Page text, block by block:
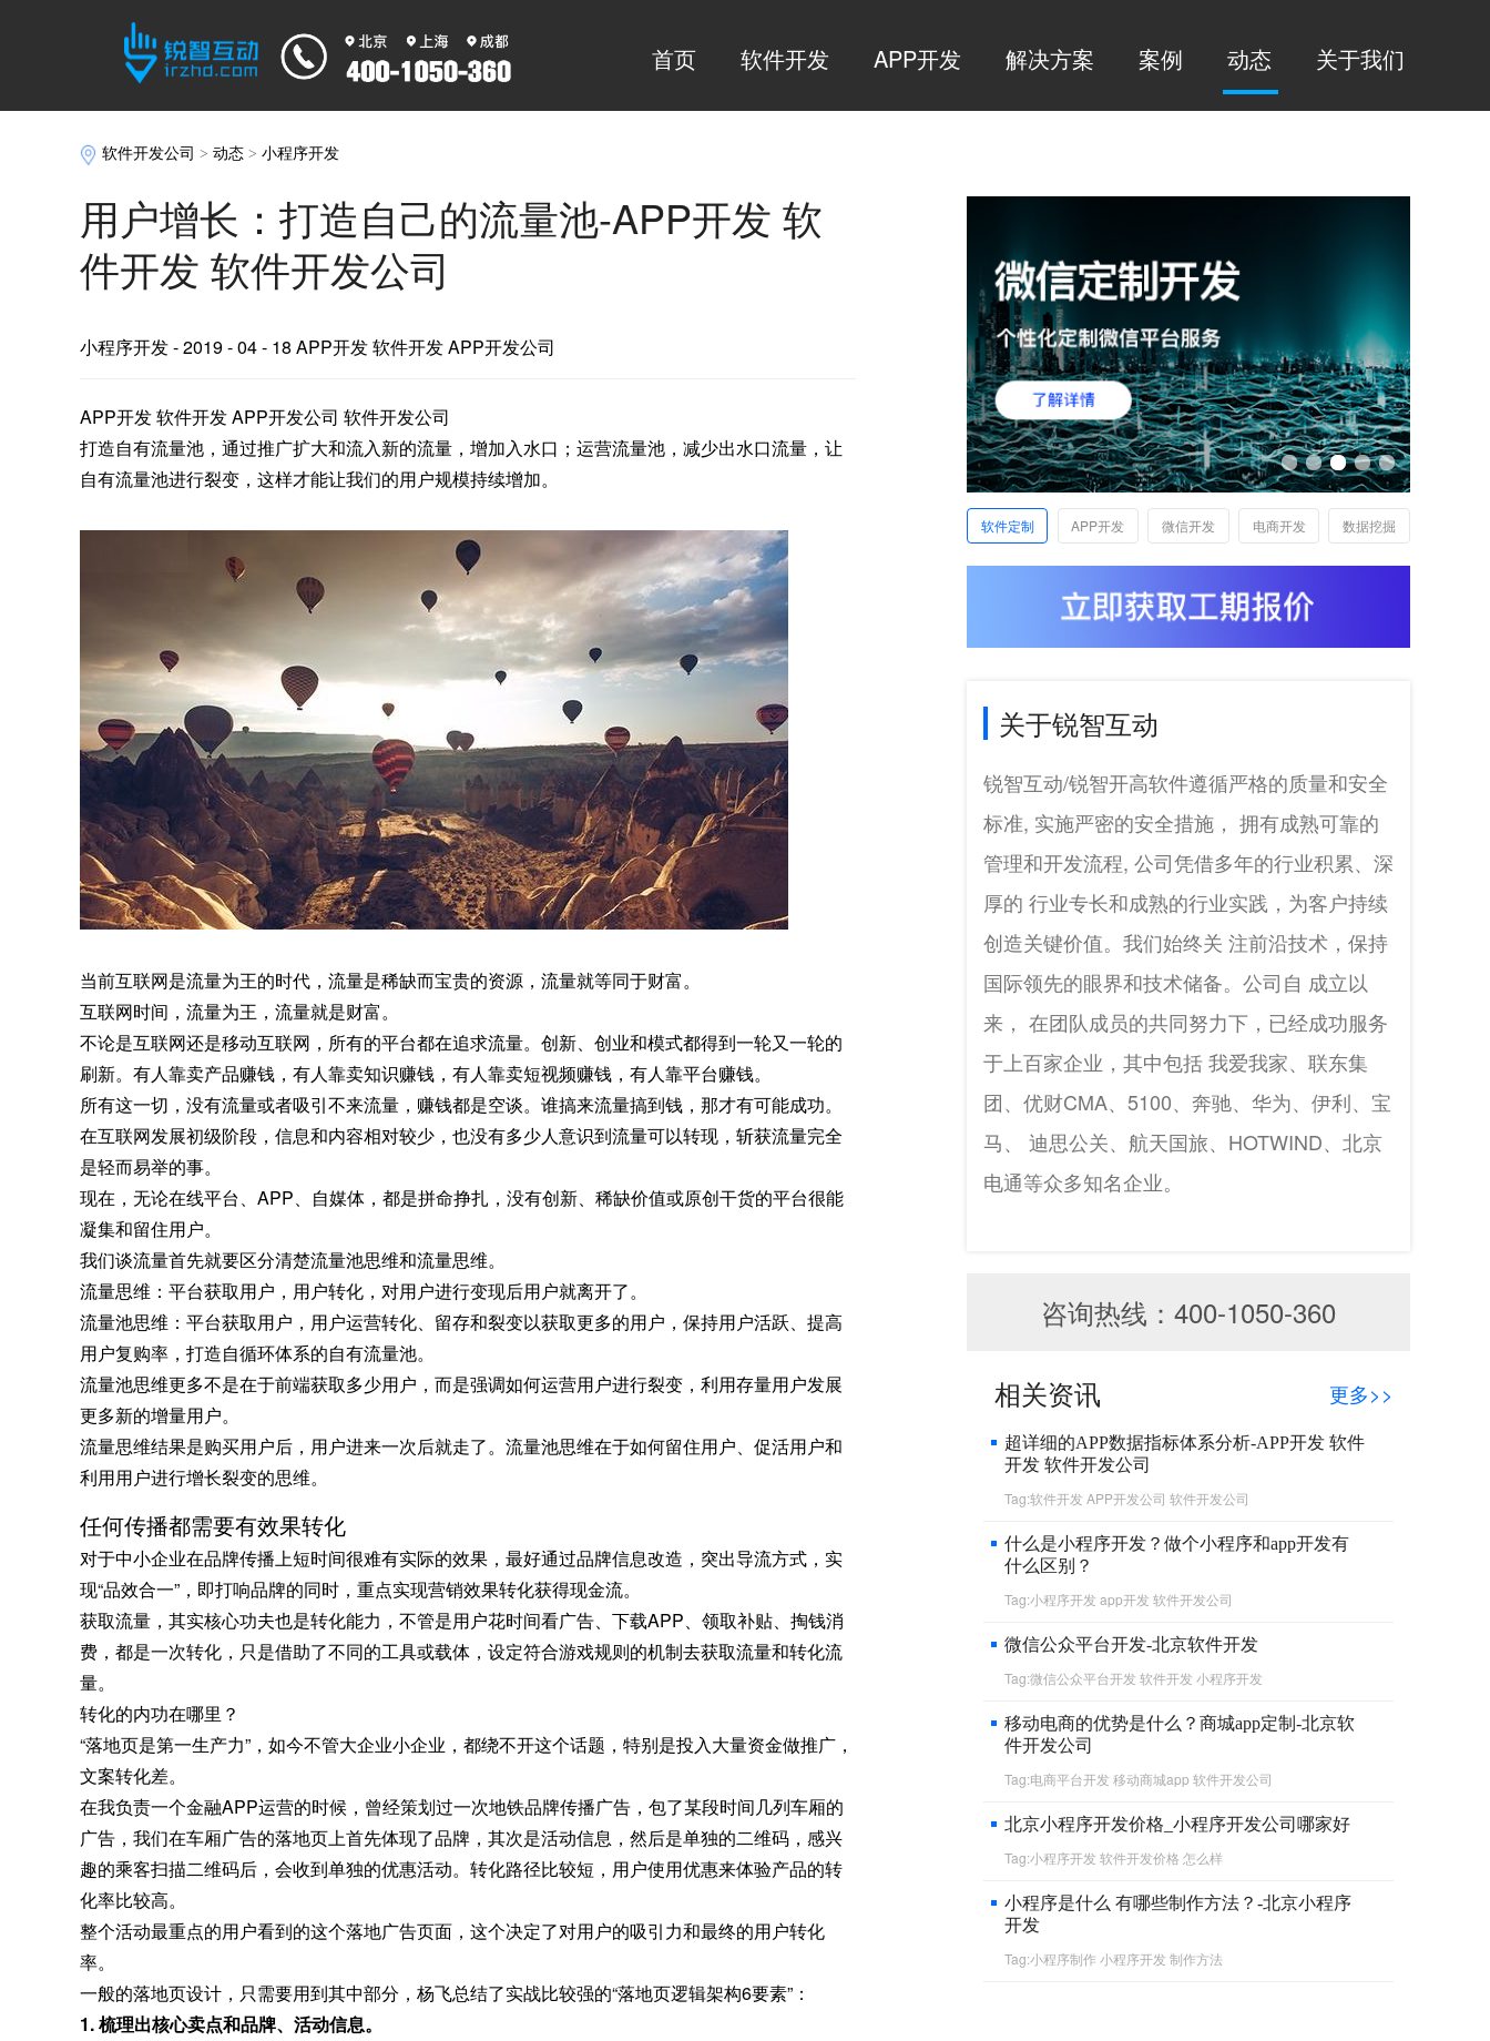
首页 软件开发 APP开发 解决方案 案例 动态 关于我们
软件开发公司 >动态 >小程序开发
用户增长：打造自己的流量池-APP开发 软
件开发 软件开发公司
小程序开发- 2019 - 04 - 18 APP开发 软件开发 APP开发公司
APP开发 软件开发 APP开发公司 软件开发公司
打造自有流量池，通过推广扩大和流入新的流量，增加入水口；运营流量池，减少出水口流量，让
自有流量池进行裂变，这样才能让我们的用户规模持续增加。
当前互联网是流量为王的时代，流量是稀缺而宝贵的资源，流量就等同于财富。
互联网时间，流量为王，流量就是财富。
不论是互联网还是移动互联网，所有的平台都在追求流量。创新、创业和模式都得到一轮又一轮的
刷新。有人靠卖产品赚钱，有人靠卖知识赚钱，有人靠卖短视频赚钱，有人靠平台赚钱。
所有这一切，没有流量或者吸引不来流量，赚钱都是空谈。谁搞来流量搞到钱，那才有可能成功。
在互联网发展初级阶段，信息和内容相对较少，也没有多少人意识到流量可以转现，斩获流量完全
是轻而易举的事。
现在，无论在线平台、APP、自媒体，都是拼命挣扎，没有创新、稀缺价值或原创干货的平台很能
凝集和留住用户。
我们谈流量首先就要区分清楚流量池思维和流量思维。
流量思维：平台获取用户，用户转化，对用户进行变现后用户就离开了。
流量池思维：平台获取用户，用户运营转化、留存和裂变以获取更多的用户，保持用户活跃、提高
用户复购率，打造自循环体系的自有流量池。
流量池思维更多不是在于前端获取多少用户，而是强调如何运营用户进行裂变，利用存量用户发展
更多新的增量用户。
流量思维结果是购买用户后，用户进来一次后就走了。流量池思维在于如何留住用户、促活用户和
利用用户进行增长裂变的思维。
任何传播都需要有效果转化
对于中小企业在品牌传播上短时间很难有实际的效果，最好通过品牌信息改造，突出导流方式，实
现“品效合一”，即打响品牌的同时，重点实现营销效果转化获得现金流。
获取流量，其实核心功夫也是转化能力，不管是用户花时间看广告、下载APP、领取补贴、掏钱消
费，都是一次转化，只是借助了不同的工具或载体，设定符合游戏规则的机制去获取流量和转化流
量。
转化的内功在哪里？
“落地页是第一生产力”，如今不管大企业小企业，都绕不开这个话题，特别是投入大量资金做推广，
文案转化差。
在我负责一个金融APP运营的时候，曾经策划过一次地铁品牌传播广告，包了某段时间几列车厢的
广告，我们在车厢广告的落地页上首先体现了品牌，其次是活动信息，然后是单独的二维码，感兴
趣的乘客扫描二维码后，会收到单独的优惠活动。转化路径比较短，用户使用优惠来体验产品的转
化率比较高。
整个活动最重点的用户看到的这个落地广告页面，这个决定了对用户的吸引力和最终的用户转化
率。
一般的落地页设计，只需要用到其中部分，杨飞总结了实战比较强的“落地页逻辑架构6要素”：
1. 梳理出核心卖点和品牌、活动信息。
软件定制 APP开发 微信开发 电商开发 数据挖掘
关于锐智互动
锐智互动/锐智开高软件遵循严格的质量和安全
标准, 实施严密的安全措施， 拥有成熟可靠的
管理和开发流程, 公司凭借多年的行业积累、深
厚的 行业专长和成熟的行业实践，为客户持续
创造关键价值。我们始终关 注前沿技术，保持
国际领先的眼界和技术储备。公司自 成立以
来， 在团队成员的共同努力下，已经成功服务
于上百家企业，其中包括 我爱我家、联东集
团、优财CMA、5100、奔驰、华为、伊利、宝
马、 迪思公关、航天国旅、HOTWIND、北京
电通等众多知名企业。
咨询热线：400-1050-360
相关资讯 更多>>
超详细的APP数据指标体系分析-APP开发 软件
开发 软件开发公司
Tag:软件开发 APP开发公司 软件开发公司
什么是小程序开发？做个小程序和app开发有
什么区别？
Tag:小程序开发 app开发 软件开发公司
微信公众平台开发-北京软件开发
Tag:微信公众平台开发 软件开发 小程序开发
移动电商的优势是什么？商城app定制-北京软
件开发公司
Tag:电商平台开发 移动商城app 软件开发公司
北京小程序开发价格_小程序开发公司哪家好
Tag:小程序开发 软件开发价格 怎么样
小程序是什么 有哪些制作方法？-北京小程序
开发
Tag:小程序制作 小程序开发 制作方法